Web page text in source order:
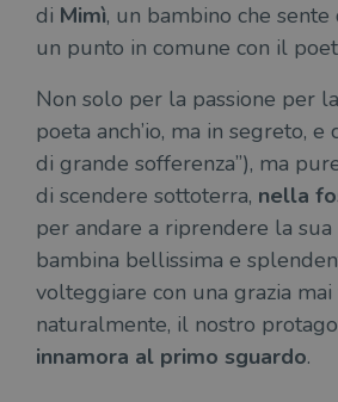
di Mimì, un bambino che
un punto in comune con il
Non solo per la passione per la
poeta anch’io, ma in segreto,
di grande sofferenza”), ma
di scendere sottoterra, nella
per andare a riprendere la sua
bambina bellissima e
volteggiare con una grazia mai
naturalmente, il nostro
innamora al primo sguardo.